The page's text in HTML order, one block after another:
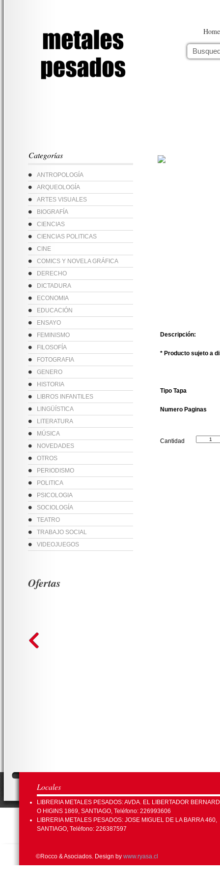
Home
Categorías
ANTROPOLOGÍA
ARQUEOLOGÍA
ARTES VISUALES
BIOGRAFÍA
CIENCIAS
CIENCIAS POLITICAS
CINE
COMICS Y NOVELA GRÁFICA
DERECHO
DICTADURA
ECONOMIA
EDUCACIÓN
ENSAYO
FEMINISMO
FILOSOFÍA
FOTOGRAFIA
GENERO
HISTORIA
LIBROS INFANTILES
LINGÜÍSTICA
LITERATURA
MÚSICA
NOVEDADES
OTROS
PERIODISMO
POLITICA
PSICOLOGIA
SOCIOLOGÍA
TEATRO
TRABAJO SOCIAL
VIDEOJUEGOS
Descripción:
* Producto sujeto a
Tipo Tapa
Numero Paginas
Cantidad
Ofertas
Locales
LIBRERIA METALES PESADOS: AVDA. EL LIBERTADOR
O HIGINS 1869, SANTIAGO, Teléfono: 226993606
LIBRERIA METALES PESADOS: JOSE MIGUEL DE LA BARRA 460,
SANTIAGO, Teléfono: 226387597
©Rocco & Asociados. Design by www.ryasa.cl